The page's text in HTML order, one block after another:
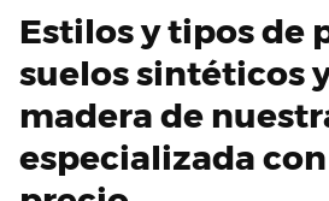
Estilos y tipos de
suelos sintéticos
madera de
especializada